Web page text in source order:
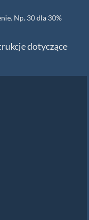
Np. 30 dla 30%
dotyczące